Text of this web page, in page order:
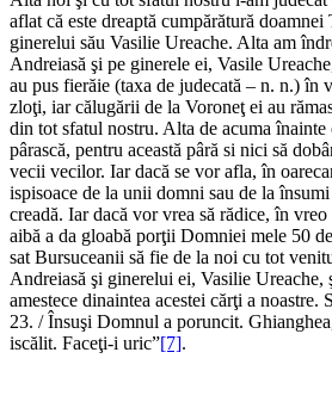
aflat că este dreaptă cumpărătură
ginerelui său Vasilie Ureache. Alta am
Andreiasă şi pe ginerele ei, Vasile
au pus fierăie (taxa de judecată – n. n.) în
zloţi, iar călugării de la Voroneţ ei au
din tot sfatul nostru. Alta de acuma înainte
pârască, pentru această pâră si nici să
vecii vecilor. Iar dacă se vor afla, în
ispisoace de la unii domni sau de la
creadă. Iar dacă vor vrea să rădice, în vreo
aibă a da gloabă porţii Domniei mele 50
sat Bursuceanii să fie de la noi cu tot
Andreiasă şi ginerelui ei, Vasilie Ureache,
amestece dinaintea acestei cărţi a
23. / Însuşi Domnul a poruncit.
iscălit. Faceţi-i uric”[7].